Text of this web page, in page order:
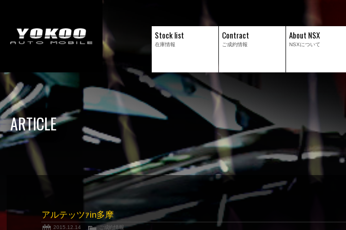
Stock list
在庫情報
Contract
ご成約情報
About NSX
NSXについて
ARTICLE
アルテッツｧin多摩
2015.12.14 ご成約情報